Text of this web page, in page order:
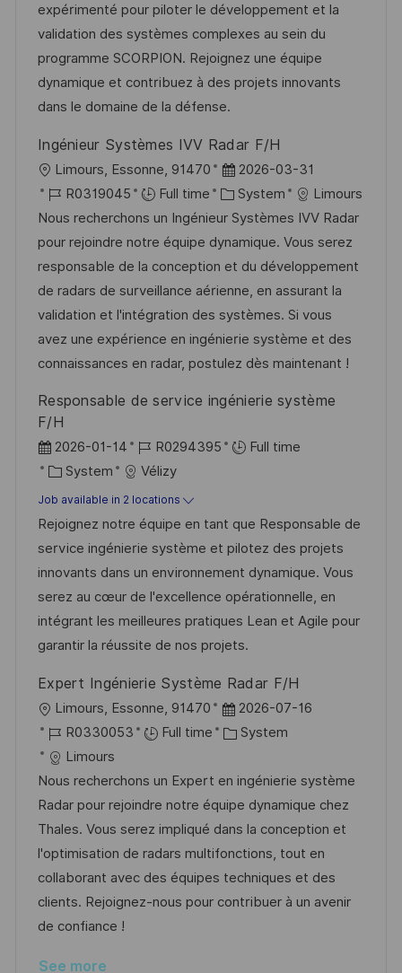
t
i
o
n
t
e
d
D
a
e
I
d
t
e
g
o
r
expérimenté pour piloter le développement et la
validation des systèmes complexes au sein du
programme SCORPION. Rejoignez une équipe
dynamique et contribuez à des projets innovants
dans le domaine de la défense.
Ingénieur Systèmes IVV Radar F/H
L
o
c
a
t
i
o
n
Limours, Essonne, 91470
P
o
s
t
e
d
D
a
t
2026-03-31
J
o
b
I
d
R0319045 Full time
C
a
t
e
g
o
r
y
System
Limours
Nous recherchons un Ingénieur Systèmes IVV Radar
pour rejoindre notre équipe dynamique. Vous serez
responsable de la conception et du développement
de radars de surveillance aérienne, en assurant la
validation et l'intégration des systèmes. Si vous
avez une expérience en ingénierie système et des
connaissances en radar, postulez dès maintenant !
Responsable de service ingénierie système
F/H
P
o
s
t
e
d
D
a
t
2026-01-14
J
o
b
I
d
R0294395
Full time
C
a
t
e
g
o
r
y
System Vélizy
Job available in 2 locations
Rejoignez notre équipe en tant que Responsable de
service ingénierie système et pilotez des projets
innovants dans un environnement dynamique. Vous
serez au cœur de l'excellence opérationnelle, en
intégrant les meilleures pratiques Lean et Agile pour
garantir la réussite de nos projets.
Expert Ingénierie Système Radar F/H
L
o
c
a
t
i
o
n
Limours, Essonne, 91470
P
o
t
e
d
D
a
t
2026-07-16
J
o
b
I
d
R0330053 Full time
C
t
e
g
o
r
y
System
Limours
Nous recherchons un Expert en ingénierie système
Radar pour rejoindre notre équipe dynamique chez
Thales. Vous serez impliqué dans la conception et
l'optimisation de radars multifonctions, tout en
collaborant avec des équipes techniques et des
clients. Rejoignez-nous pour contribuer à un avenir
de confiance !
See more